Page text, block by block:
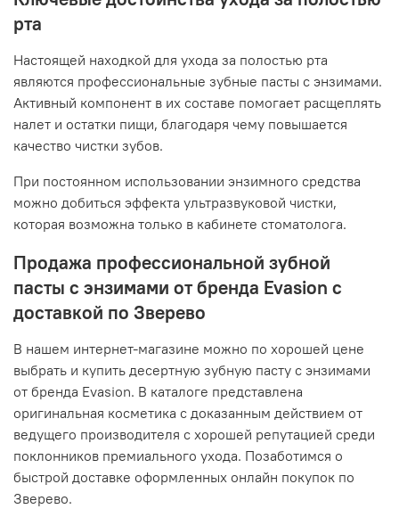
рта
Настоящей находкой для ухода за полостью рта
являются профессиональные зубные пасты с энзимами.
Активный компонент в их составе помогает расщеплять
налет и остатки пищи, благодаря чему повышается
качество чистки зубов.
При постоянном использовании энзимного средства
можно добиться эффекта ультразвуковой чистки,
которая возможна только в кабинете стоматолога.
Продажа профессиональной зубной
пасты с энзимами от бренда Evasion с
доставкой по Зверево
В нашем интернет-магазине можно по хорошей цене
выбрать и купить десертную зубную пасту с энзимами
от бренда Evasion. В каталоге представлена
оригинальная косметика с доказанным действием от
ведущего производителя с хорошей репутацией среди
поклонников премиального ухода. Позаботимся о
быстрой доставке оформленных онлайн покупок по
Зверево.